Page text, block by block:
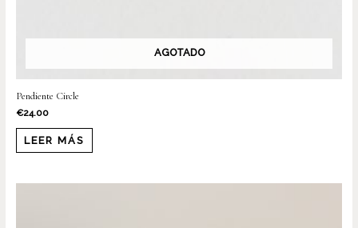
AGOTADO
Pendiente Circle
€24.00
LEER MÁS